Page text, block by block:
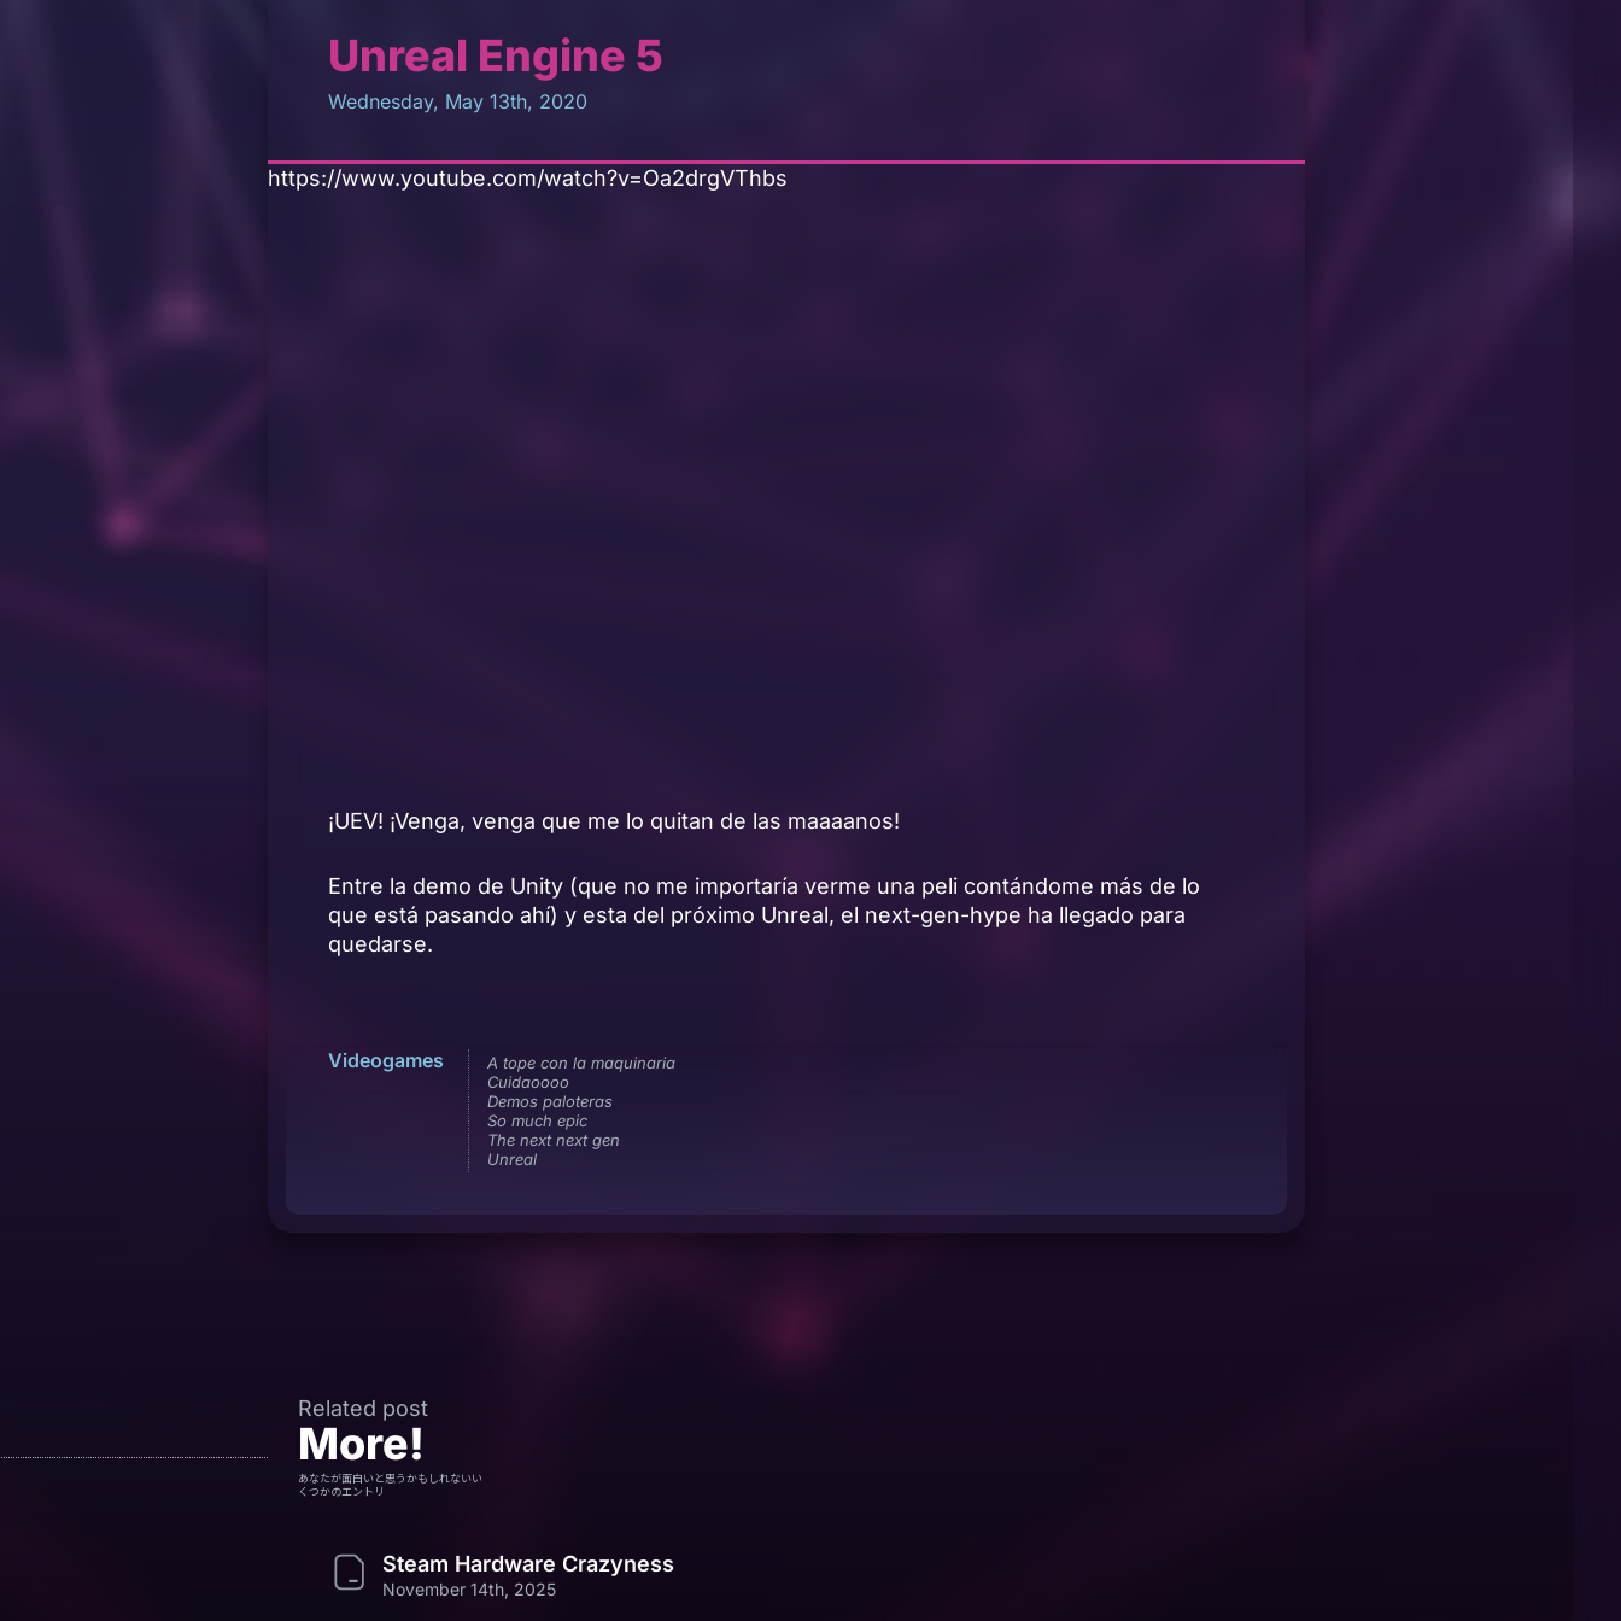
Unreal Engine 5
Wednesday, May 13th, 2020
https://www.youtube.com/watch?v=Oa2drgVThbs
¡UEV! ¡Venga, venga que me lo quitan de las maaaanos!
Entre la demo de Unity (que no me importaría verme una peli contándome más de lo
que está pasando ahí) y esta del próximo Unreal, el next-gen-hype ha llegado para
quedarse.
Videogames
A tope con la maquinaria
Cuidaoooo
Demos paloteras
So much epic
The next next gen
Unreal
Related post
More!
あなたが面白いと思うかもしれないい
くつかのエントリ
Steam Hardware Crazyness
November 14th, 2025